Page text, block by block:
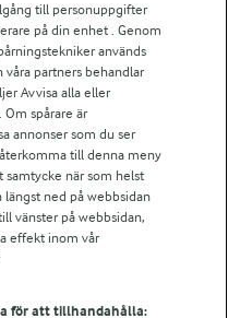
till personuppgifter
på din enhet . Genom
används
våra partners behandlar
Avvisa alla eller
spårare är
annonser som du ser
till denna meny
samtycke när som helst
längst ned på webbsidan
vänster på webbsidan,
effekt inom vår
för att tillhandahålla: